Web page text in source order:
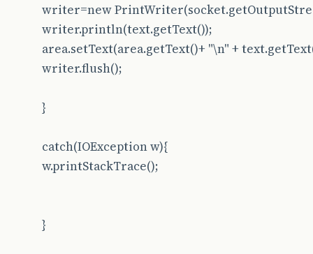
writer=new
writer.println(text.getText());
area.setText(area.getText()+ "\n" +
writer.flush();
}
catch(IOException w){
w.printStackTrace();
}